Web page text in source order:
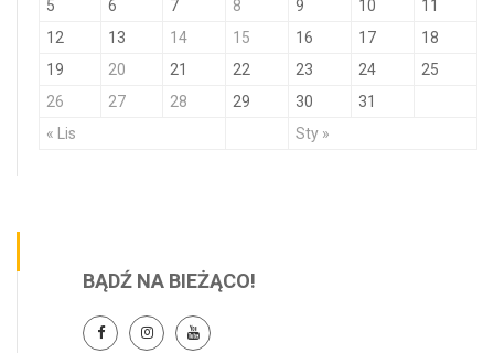
« Lis Sty »
5
6 7 8 9 10
11
12
13 14 15 16 17
18
19
20 21 22 23 24
25
26
27 28 29 30 31
BĄDŹ NA BIEŻĄCO!